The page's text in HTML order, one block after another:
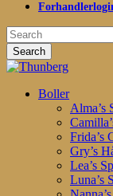
Search
Close
search
account
Menu
Boller
Alma’s
Frida’s
Gry’s
Lea’s
Luna’s